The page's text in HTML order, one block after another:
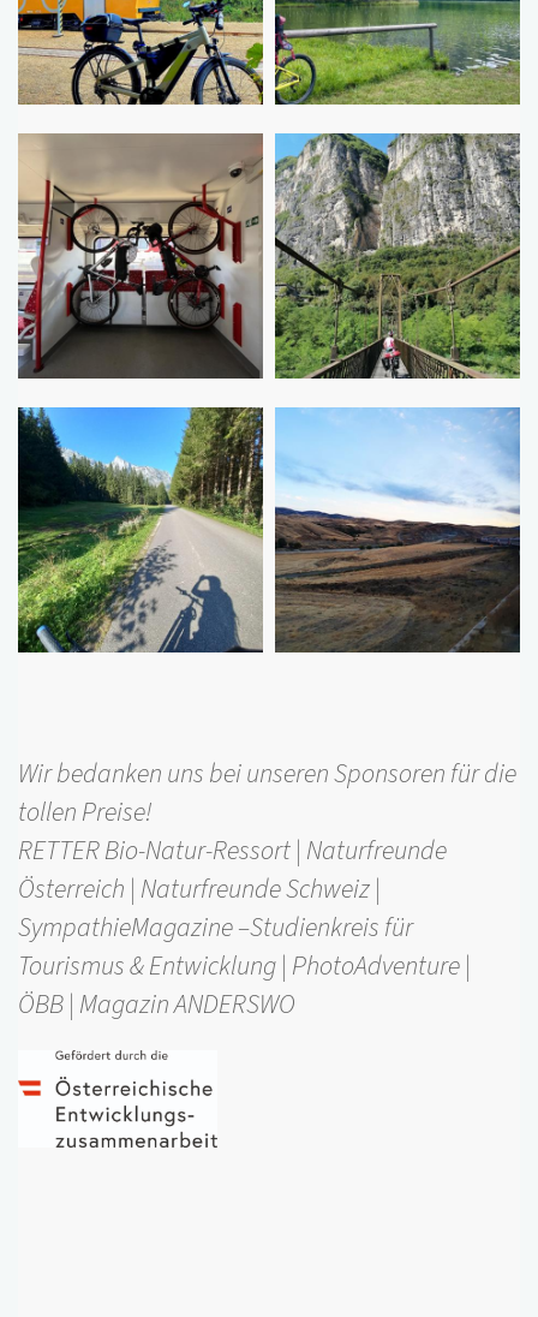
Wir bedanken uns bei unseren Sponsoren für die
tollen Preise!
RETTER Bio-Natur-Ressort | Naturfreunde
Österreich | Naturfreunde Schweiz |
SympathieMagazine –Studienkreis für
Tourismus & Entwicklung | PhotoAdventure |
ÖBB | Magazin ANDERSWO